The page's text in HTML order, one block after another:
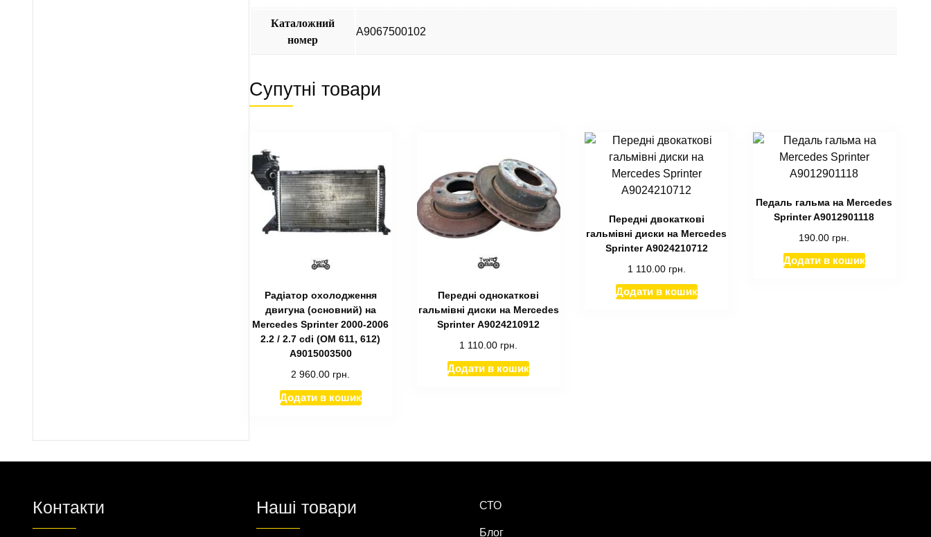
Каталожний
номер
A9067500102
Супутні товари
Радіатор охолодження
двигуна (основний) на
Mercedes Sprinter 2000-2006
2.2 / 2.7 cdi (ОМ 611, 612)
A9015003500
2 960.00 грн.
Додати в кошик
Передні однокаткові
гальмівні диски на Mercedes
Sprinter А9024210912
1 110.00 грн.
Додати в кошик
Передні двокаткові
гальмівні диски на Mercedes
Sprinter А9024210712
1 110.00 грн.
Додати в кошик
Педаль гальма на Mercedes
Sprinter A9012901118
190.00 грн.
Додати в кошик
Контакти Наші товари СТО
Блог